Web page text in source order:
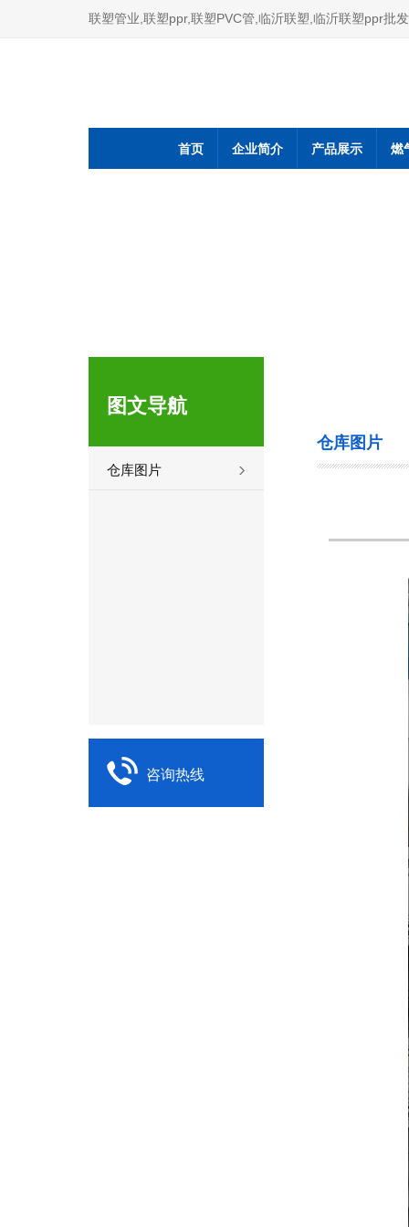
联塑管业,联塑ppr,联塑PVC管,临沂联塑,临沂联塑ppr批发
首页 企业简介 产品展示 燃
图文导航
仓库图片
咨询热线
仓库图片